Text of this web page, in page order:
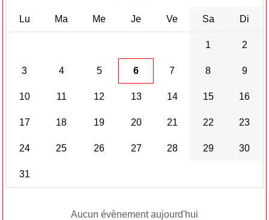
Lu Ma Me Je Ve Sa Di
1 2
3 4 5 6 7 8 9
10 11 12 13 14 15 16
17 18 19 20 21 22 23
24 25 26 27 28 29 30
31
Aucun évènement aujourd'hui